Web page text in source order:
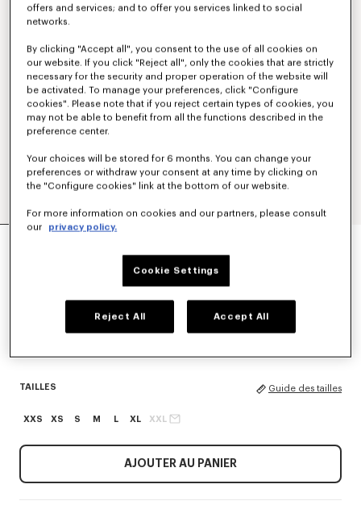
POLO BRODÉ 'KENZO TULIP' EN LAINE ET
COULEUR :Bleu Noir
TAILLES Guide des tailles
XXS XS S M L XL XXL
AJOUTER AU PANIER
offers and services; and to offer you services linked to social
networks.
By clicking "Accept all", you consent to the use of all cookies on
our website. If you click "Reject all", only the cookies that are strictly
necessary for the security and proper operation of the website will
be activated. To manage your preferences, click "Configure
cookies". Please note that if you reject certain types of cookies, you
may not be able to benefit from all the functions described in the
preference center.
Your choices will be stored for 6 months. You can change your
preferences or withdraw your consent at any time by clicking on
the "Configure cookies" link at the bottom of our website.
For more information on cookies and our partners, please consult
our
privacy policy.
Cookie Settings
Reject All Accept All